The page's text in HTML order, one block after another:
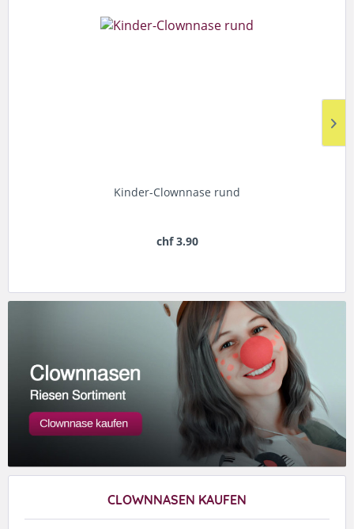
CLOWNNASEN KAUFEN
Kinder-Clownnase rund
chf 3.90